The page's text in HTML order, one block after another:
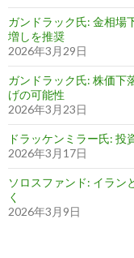
ガンドラック氏: 金相場
増しを推奨
2026年3月29日
ガンドラック氏: 株価下
げの可能性
2026年3月23日
ドラッケンミラー氏:
2026年3月17日
ソロスファンド: イラン
く
2026年3月9日